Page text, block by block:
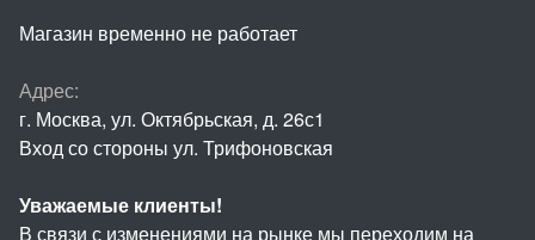
Магазин временно не работает
Адрес:
г. Москва, ул. Октябрьская, д. 26с1
Вход со стороны ул. Трифоновская
Уважаемые клиенты!
В связи с изменениями на рынке мы переходим на